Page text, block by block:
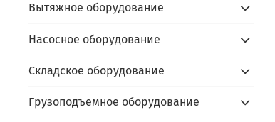
Вытяжное оборудование
Насосное оборудование
Складское оборудование
Грузоподъемное оборудование